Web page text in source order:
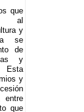
que
al
y
se
de
y
y
entre
que